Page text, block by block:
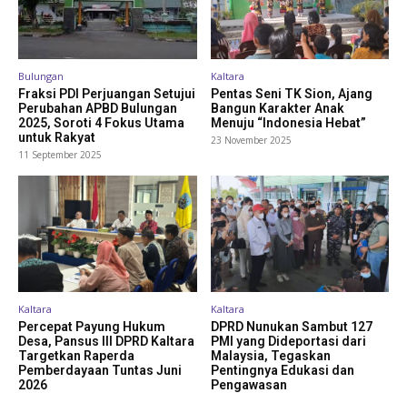
Bulungan
Fraksi PDI Perjuangan Setujui
Perubahan APBD Bulungan
2025, Soroti 4 Fokus Utama
untuk Rakyat
11 September 2025
Kaltara
Pentas Seni TK Sion, Ajang
Bangun Karakter Anak
Menuju “Indonesia Hebat”
23 November 2025
Kaltara
Percepat Payung Hukum
Desa, Pansus III DPRD Kaltara
Targetkan Raperda
Pemberdayaan Tuntas Juni
2026
Kaltara
DPRD Nunukan Sambut 127
PMI yang Dideportasi dari
Malaysia, Tegaskan
Pentingnya Edukasi dan
Pengawasan